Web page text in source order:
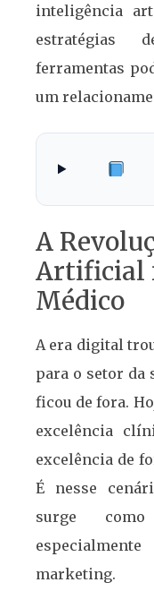
inteligência
estratégias
ferramentas
um
A
Artificial
Médico
A era digital
para o setor da
ficou de fora.
excelência
excelência de
É nesse
surge
marketing.